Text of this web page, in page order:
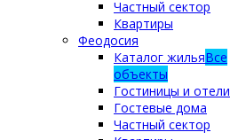
Частный сектор
Квартиры
Феодосия
Каталог жильяВсе
объекты
Гостиницы и отели
Гостевые дома
Частный сектор